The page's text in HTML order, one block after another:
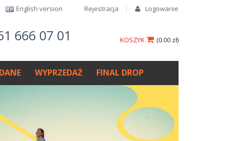
Rejestracja Logowanie
English version​
666 07 01 (0.00 zł)
KOSZYK
WYPRZEDAŻ FINAL DROP